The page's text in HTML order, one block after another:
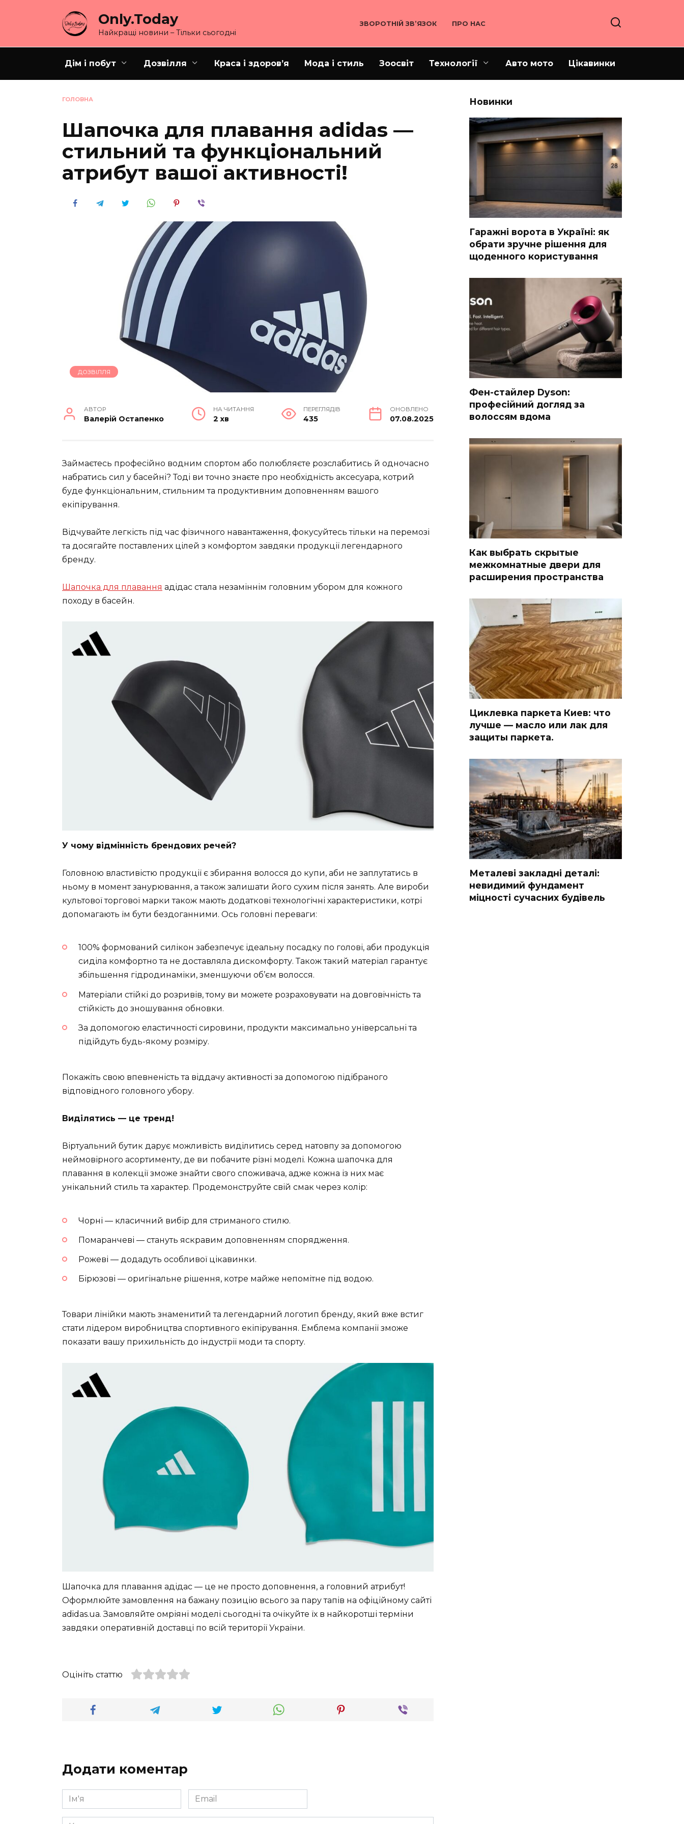
Only.Today
Найкращі новини – Тільки сьогодні
ЗВОРОТНІЙ ЗВ’ЯЗОК ПРО НАС
Дім і побут Дозвілля Краса і здоров’я Мода і стиль Зоосвіт Технології Авто мото Цікавинки
ГОЛОВНА
Шапочка для плавання adidas —
стильний та функціональний
атрибут вашої активності!
ДОЗВІЛЛЯ
АВТОР
Валерій Остапенко
НА ЧИТАННЯ
2 хв
ПЕРЕГЛЯДІВ
435
ОНОВЛЕНО
07.08.2025
Займаєтесь професійно водним спортом або полюбляєте розслабитись й одночасно
набратись сил у басейні? Тоді ви точно знаєте про необхідність аксесуара, котрий
буде функціональним, стильним та продуктивним доповненням вашого
екіпірування.
Відчувайте легкість під час фізичного навантаження, фокусуйтесь тільки на перемозі
та досягайте поставлених цілей з комфортом завдяки продукції легендарного
бренду.
Шапочка для плавання адідас стала незаміннім головним убором для кожного
походу в басейн.
У чому відмінність брендових речей?
Головною властивістю продукції є збирання волосся до купи, аби не заплутатись в
ньому в момент занурювання, а також залишати його сухим після занять. Але вироби
культової торгової марки також мають додаткові технологічні характеристики, котрі
допомагають їм бути бездоганними. Ось головні переваги:
100% формований силікон забезпечує ідеальну посадку по голові, аби продукція
сиділа комфортно та не доставляла дискомфорту. Також такий матеріал гарантує
збільшення гідродинаміки, зменшуючи об’єм волосся.
Матеріали стійкі до розривів, тому ви можете розраховувати на довговічність та
стійкість до зношування обновки.
За допомогою еластичності сировини, продукти максимально універсальні та
підійдуть будь-якому розміру.
Покажіть свою впевненість та віддачу активності за допомогою підібраного
відповідного головного убору.
Виділятись — це тренд!
Віртуальний бутик дарує можливість виділитись серед натовпу за допомогою
неймовірного асортименту, де ви побачите різні моделі. Кожна шапочка для
плавання в колекції зможе знайти свого споживача, адже кожна із них має
унікальний стиль та характер. Продемонструйте свій смак через колір:
Чорні — класичний вибір для стриманого стилю.
Помаранчеві — стануть яскравим доповненням спорядження.
Рожеві — додадуть особливої цікавинки.
Бірюзові — оригінальне рішення, котре майже непомітне під водою.
Товари лінійки мають знаменитий та легендарний логотип бренду, який вже встиг
стати лідером виробництва спортивного екіпірування. Емблема компанії зможе
показати вашу прихильність до індустрії моди та спорту.
Шапочка для плавання адідас — це не просто доповнення, а головний атрибут!
Оформлюйте замовлення на бажану позицію всього за пару тапів на офіційному сайті
adidas.ua. Замовляйте омріяні моделі сьогодні та очікуйте їх в найкоротші терміни
завдяки оперативній доставці по всій території України.
Оцініть статтю
Додати коментар
Ім'я
*
Email
*
Коментар
Новинки
Гаражні ворота в Україні: як
обрати зручне рішення для
щоденного користування
Фен-стайлер Dyson:
професійний догляд за
волоссям вдома
Как выбрать скрытые
межкомнатные двери для
расширения пространства
Циклевка паркета Киев: что
лучше — масло или лак для
защиты паркета.
Металеві закладні деталі:
невидимий фундамент
міцності сучасних будівель